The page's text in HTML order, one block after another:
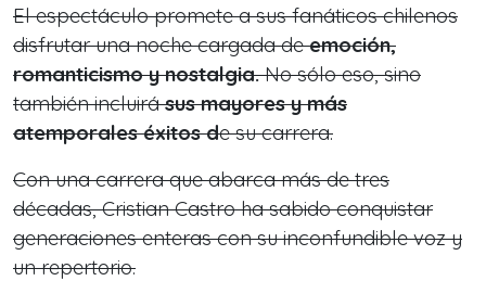
El espectáculopromete a sus fanáticos chilenos
disfrutar una noche cargada deemoción,
romanticismo y nostalgia.No sólo eso, sino
también incluirásus mayores y más
atemporales éxitos de su carrera.
Con una carrera que abarca más de tres
décadas, Cristian Castro ha sabido conquistar
generaciones enteras con su inconfundible voz y
un repertorio.